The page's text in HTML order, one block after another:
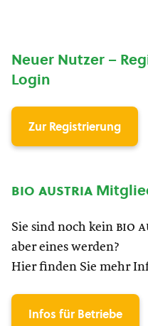
Neuer Nutzer –
Login
Zur Registrierung
bio austria
Sie sind noch kein bio
aber eines werden?
Hier finden Sie mehr
Infos für Betriebe